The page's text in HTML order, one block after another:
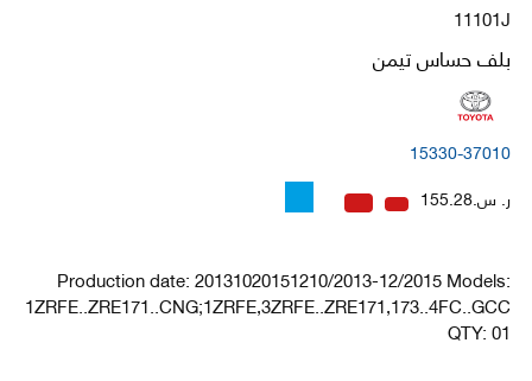
11101J
بلف حساس تيمن
15330-37010
ر. س.155.28
Production date: 20131020151210/2013-12/2015 Models:
1ZRFE..ZRE171..CNG;1ZRFE,3ZRFE..ZRE171,173..4FC..GCC
QTY: 01